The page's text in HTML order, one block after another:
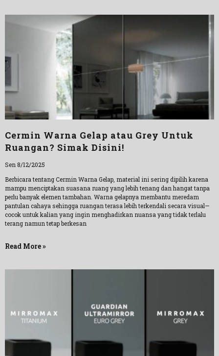
Cermin Warna Gelap atau Grey Untuk
Ruangan? Simak Disini!
Sen 8/12/2025
Berbicara tentang Cermin Warna Gelap, material ini sering dipilih karena
mampu menciptakan suasana ruang yang lebih tenang dan hangat tanpa
perlu banyak elemen tambahan. Warna gelapnya membantu meredam
pantulan cahaya sehingga ruangan terasa lebih terkendali secara visual—
cocok untuk kalian yang ingin menghadirkan nuansa yang tidak terlalu
terang namun tetap berkesan
Read More »